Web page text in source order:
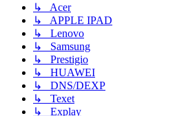
↳ Acer
↳ APPLE IPAD
↳ Lenovo
↳ Samsung
↳ Prestigio
↳ HUAWEI
↳ DNS/DEXP
↳ Texet
↳ Explay